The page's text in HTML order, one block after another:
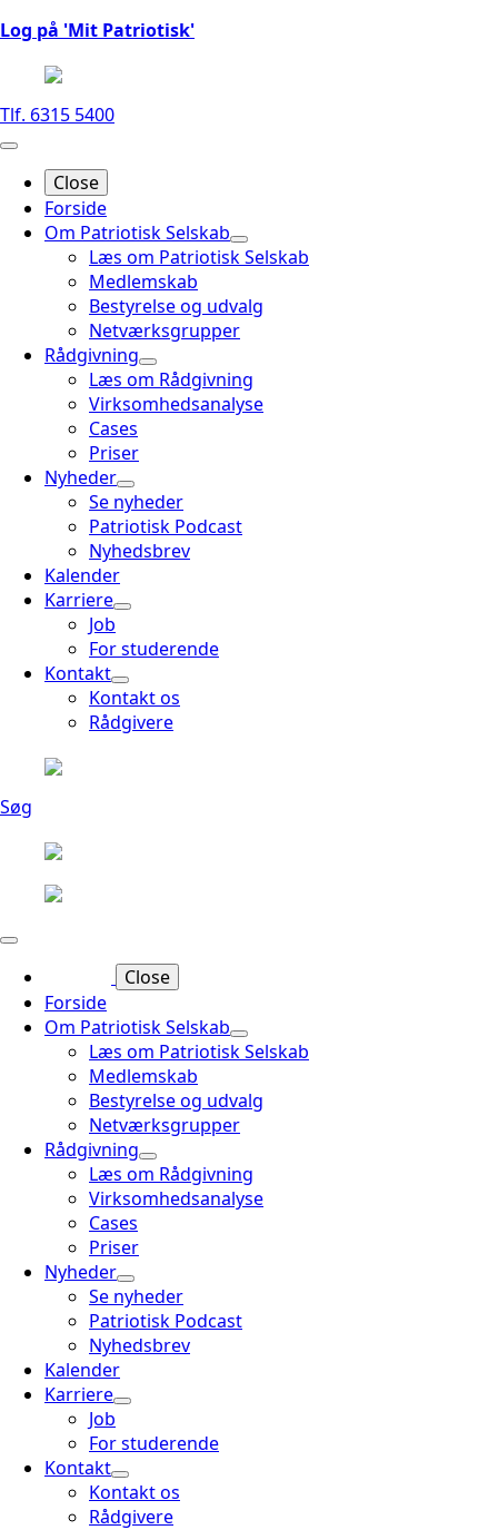
Log på 'Mit Patriotisk'
Tlf. 6315 5400
Close
Forside
Om Patriotisk Selskab
Læs om Patriotisk Selskab
Medlemskab
Bestyrelse og udvalg
Netværksgrupper
Rådgivning
Læs om Rådgivning
Virksomhedsanalyse
Cases
Priser
Nyheder
Se nyheder
Patriotisk Podcast
Nyhedsbrev
Kalender
Karriere
Job
For studerende
Kontakt
Kontakt os
Rådgivere
Søg
Close
Forside
Om Patriotisk Selskab
Læs om Patriotisk Selskab
Medlemskab
Bestyrelse og udvalg
Netværksgrupper
Rådgivning
Læs om Rådgivning
Virksomhedsanalyse
Cases
Priser
Nyheder
Se nyheder
Patriotisk Podcast
Nyhedsbrev
Kalender
Karriere
Job
For studerende
Kontakt
Kontakt os
Rådgivere